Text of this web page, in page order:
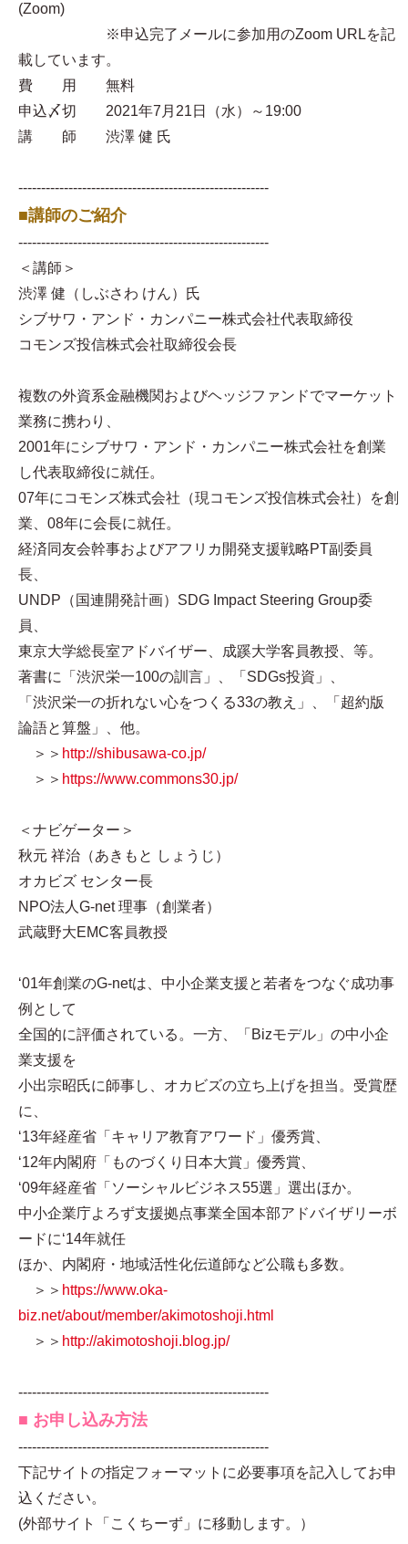
(Zoom)
※申込完了メールに参加用のZoom URLを記
載しています。
費 用 無料
申込〆切 2021年7月21日（水）～19:00
講 師 渋澤 健 氏
-------------------------------------------------------
■講師のご紹介
-------------------------------------------------------
＜講師＞
渋澤 健（しぶさわ けん）氏
シブサワ・アンド・カンパニー株式会社代表取締役
コモンズ投信株式会社取締役会長
複数の外資系金融機関およびヘッジファンドでマーケット
業務に携わり、
2001年にシブサワ・アンド・カンパニー株式会社を創業
し代表取締役に就任。
07年にコモンズ株式会社（現コモンズ投信株式会社）を創
業、08年に会長に就任。
経済同友会幹事およびアフリカ開発支援戦略PT副委員
長、
UNDP（国連開発計画）SDG Impact Steering Group委
員、
東京大学総長室アドバイザー、成蹊大学客員教授、等。
著書に「渋沢栄一100の訓言」、「SDGs投資」、
「渋沢栄一の折れない心をつくる33の教え」、「超約版
論語と算盤」、他。
＞＞ http://shibusawa-co.jp/
＞＞ https://www.commons30.jp/
＜ナビゲーター＞
秋元 祥治（あきもと しょうじ）
オカビズ センター長
NPO法人G-net 理事（創業者）
武蔵野大EMC客員教授
‘01年創業のG-netは、中小企業支援と若者をつなぐ成功事
例として
全国的に評価されている。一方、「Bizモデル」の中小企
業支援を
小出宗昭氏に師事し、オカビズの立ち上げを担当。受賞歴
に、
‘13年経産省「キャリア教育アワード」優秀賞、
‘12年内閣府「ものづくり日本大賞」優秀賞、
‘09年経産省「ソーシャルビジネス55選」選出ほか。
中小企業庁よろず支援拠点事業全国本部アドバイザリーボ
ードに‘14年就任
ほか、内閣府・地域活性化伝道師など公職も多数。
＞＞ https://www.oka-
biz.net/about/member/akimotoshoji.html
＞＞ http://akimotoshoji.blog.jp/
-------------------------------------------------------
■ お申し込み方法
-------------------------------------------------------
下記サイトの指定フォーマットに必要事項を記入してお申
込ください。
(外部サイト「こくちーず」に移動します。）